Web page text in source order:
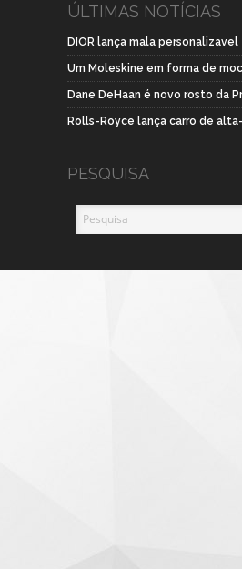
ÚLTIMAS NOTÍCIAS
DIOR lança mala personalizavel
Um Moleskine em forma de
Dane DeHaan é novo rosto da
Rolls-Royce lança carro de
PESQUISA